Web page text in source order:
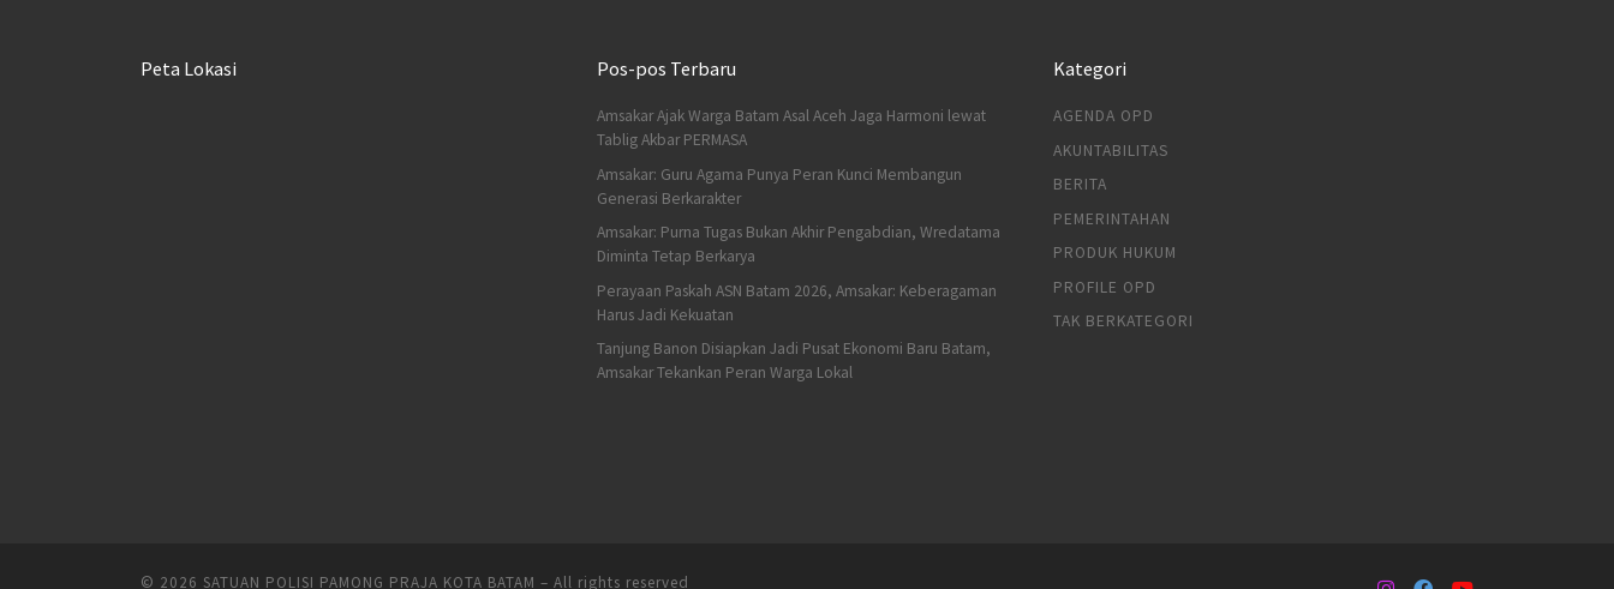
Peta Lokasi Pos-pos Terbaru
Amsakar Ajak Warga Batam Asal Aceh Jaga Harmoni lewat
Tablig Akbar PERMASA
Amsakar: Guru Agama Punya Peran Kunci Membangun
Generasi Berkarakter
Amsakar: Purna Tugas Bukan Akhir Pengabdian, Wredatama
Diminta Tetap Berkarya
Perayaan Paskah ASN Batam 2026, Amsakar: Keberagaman
Harus Jadi Kekuatan
Tanjung Banon Disiapkan Jadi Pusat Ekonomi Baru Batam,
Amsakar Tekankan Peran Warga Lokal
Kategori
AGENDA OPD
AKUNTABILITAS
BERITA
PEMERINTAHAN
PRODUK HUKUM
PROFILE OPD
TAK BERKATEGORI
© 2026 SATUAN POLISI PAMONG PRAJA KOTA BATAM – All rights reserved